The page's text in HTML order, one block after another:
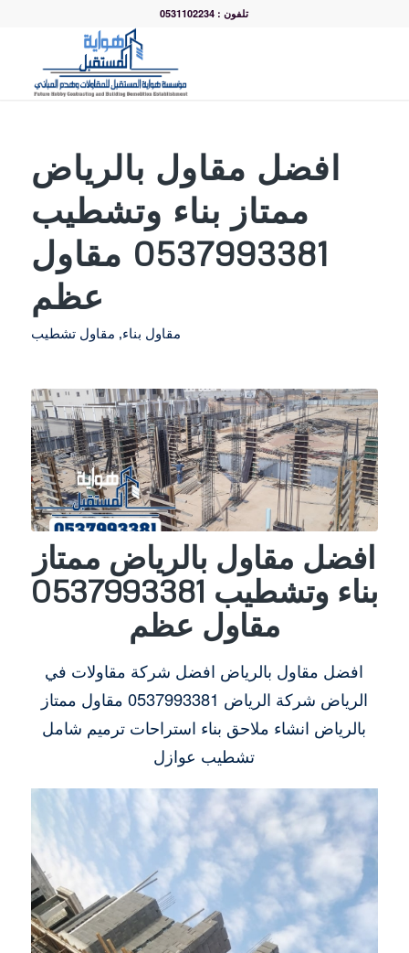
تلفون : 0531102234
افضل مقاول بالرياض
ممتاز بناء وتشطيب
0537993381 مقاول
عظم
مقاول بناء, مقاول تشطيب
افضل مقاول بالرياض ممتاز
بناء وتشطيب 0537993381
مقاول عظم
افضل مقاول بالرياض افضل شركة مقاولات في
الرياض شركة الرياض 0537993381 مقاول ممتاز
بالرياض انشاء ملاحق بناء استراحات ترميم شامل
تشطيب عوازل